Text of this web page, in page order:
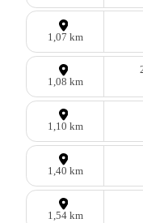
1,07 km
1,08 km
1,10 km
1,40 km
1,54 km